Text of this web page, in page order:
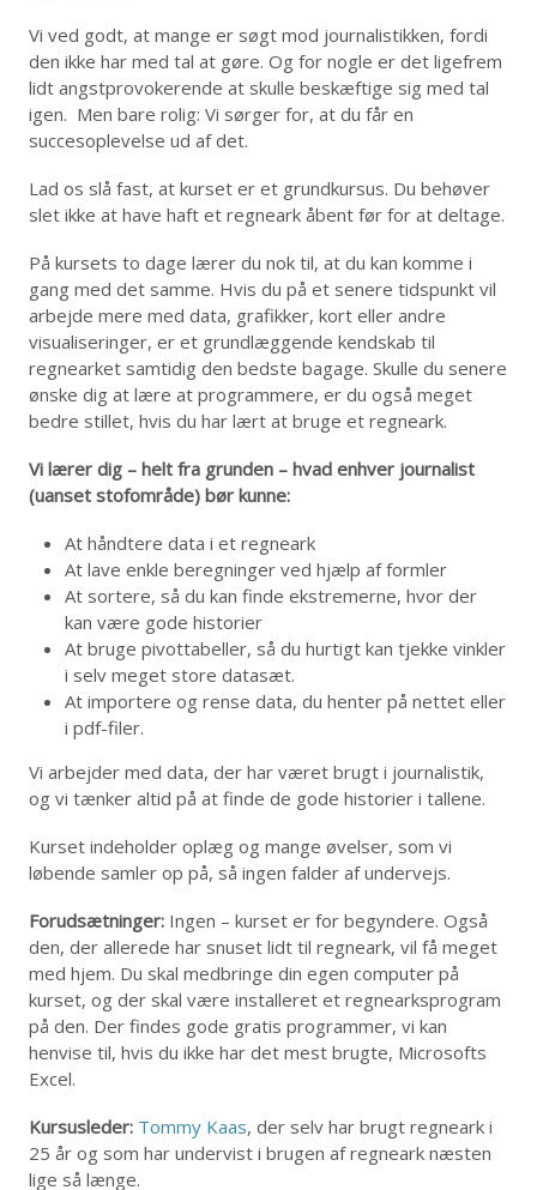
Vi ved godt, at mange er søgt mod journalistikken, fordi
den ikke har med tal at gøre. Og for nogle er det ligefrem
lidt angstprovokerende at skulle beskæftige sig med tal
igen. Men bare rolig: Vi sørger for, at du får en
succesoplevelse ud af det.
Lad os slå fast, at kurset er et grundkursus. Du behøver
slet ikke at have haft et regneark åbent før for at deltage.
På kursets to dage lærer du nok til, at du kan komme i
gang med det samme. Hvis du på et senere tidspunkt vil
arbejde mere med data, grafikker, kort eller andre
visualiseringer, er et grundlæggende kendskab til
regnearket samtidig den bedste bagage. Skulle du senere
ønske dig at lære at programmere, er du også meget
bedre stillet, hvis du har lært at bruge et regneark.
Vi lærer dig – helt fra grunden – hvad enhver journalist
(uanset stofområde) bør kunne:
At håndtere data i et regneark
At lave enkle beregninger ved hjælp af formler
At sortere, så du kan finde ekstremerne, hvor der
kan være gode historier
At bruge pivottabeller, så du hurtigt kan tjekke vinkler
i selv meget store datasæt.
At importere og rense data, du henter på nettet eller
i pdf-filer.
Vi arbejder med data, der har været brugt i journalistik,
og vi tænker altid på at finde de gode historier i tallene.
Kurset indeholder oplæg og mange øvelser, som vi
løbende samler op på, så ingen falder af undervejs.
Forudsætninger: Ingen – kurset er for begyndere. Også
den, der allerede har snuset lidt til regneark, vil få meget
med hjem. Du skal medbringe din egen computer på
kurset, og der skal være installeret et regnearksprogram
på den. Der findes gode gratis programmer, vi kan
henvise til, hvis du ikke har det mest brugte, Microsofts
Excel.
Kursusleder: Tommy Kaas, der selv har brugt regneark i
25 år og som har undervist i brugen af regneark næsten
lige så længe.